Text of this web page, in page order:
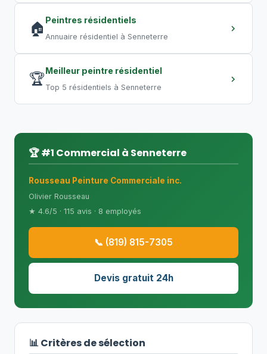
🏠 Peintres résidentiels
Annuaire résidentiel à Senneterre
🏆Meilleur peintre résidentiel
Top 5 résidentiels à Senneterre
🏆 #1 Commercial à Senneterre
Rousseau Peinture Commerciale inc.
Olivier Rousseau
★ 4.6/5 · 115 avis · 8 employés
📞 (819) 815-7305
Devis gratuit 24h
📊 Critères de sélection